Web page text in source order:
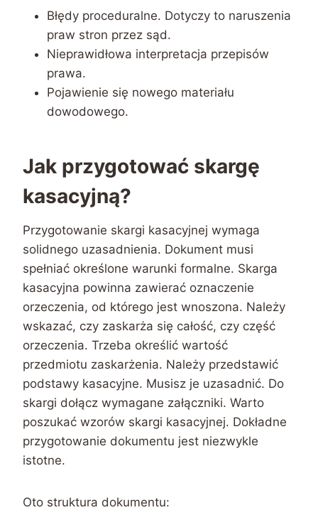
Błędy proceduralne. Dotyczy to naruszenia
praw stron przez sąd.
Nieprawidłowa interpretacja przepisów
prawa.
Pojawienie się nowego materiału
dowodowego.
Jak przygotować skargę
kasacyjną?
Przygotowanie skargi kasacyjnej wymaga
solidnego uzasadnienia. Dokument musi
spełniać określone warunki formalne. Skarga
kasacyjna powinna zawierać oznaczenie
orzeczenia, od którego jest wnoszona. Należy
wskazać, czy zaskarża się całość, czy część
orzeczenia. Trzeba określić wartość
przedmiotu zaskarżenia. Należy przedstawić
podstawy kasacyjne. Musisz je uzasadnić. Do
skargi dołącz wymagane załączniki. Warto
poszukać wzorów skargi kasacyjnej. Dokładne
przygotowanie dokumentu jest niezwykle
istotne.
Oto struktura dokumentu: